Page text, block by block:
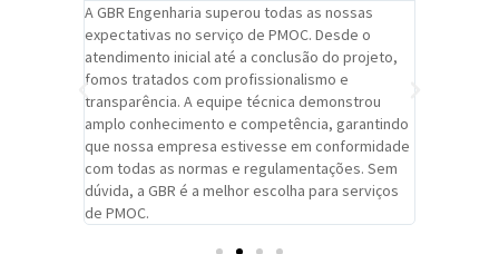
A GBR Engenharia superou todas as nossas
expectativas no serviço de PMOC. Desde o
atendimento inicial até a conclusão do projeto,
fomos tratados com profissionalismo e
transparência. A equipe técnica demonstrou
amplo conhecimento e competência, garantindo
que nossa empresa estivesse em conformidade
com todas as normas e regulamentações. Sem
dúvida, a GBR é a melhor escolha para serviços
de PMOC.